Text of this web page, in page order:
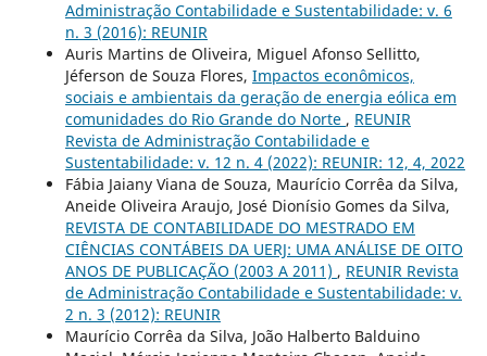
Administração Contabilidade e Sustentabilidade: v. 6
n. 3 (2016): REUNIR
Auris Martins de Oliveira, Miguel Afonso Sellitto,
Jéferson de Souza Flores, Impactos econômicos,
sociais e ambientais da geração de energia eólica em
comunidades do Rio Grande do Norte , REUNIR
Revista de Administração Contabilidade e
Sustentabilidade: v. 12 n. 4 (2022): REUNIR: 12, 4, 2022
Fábia Jaiany Viana de Souza, Maurício Corrêa da Silva,
Aneide Oliveira Araujo, José Dionísio Gomes da Silva,
REVISTA DE CONTABILIDADE DO MESTRADO EM
CIÊNCIAS CONTÁBEIS DA UERJ: UMA ANÁLISE DE OITO
ANOS DE PUBLICAÇÃO (2003 A 2011) , REUNIR Revista
de Administração Contabilidade e Sustentabilidade: v.
2 n. 3 (2012): REUNIR
Maurício Corrêa da Silva, João Halberto Balduino